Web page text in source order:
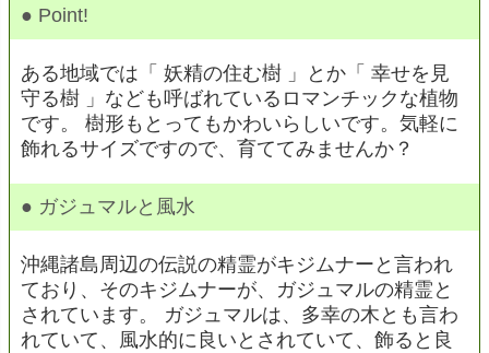
● Point!
ある地域では「 妖精の住む樹 」とか「 幸せを見
守る樹 」なども呼ばれているロマンチックな植物
です。 樹形もとってもかわいらしいです。気軽に
飾れるサイズですので、育ててみませんか？
● ガジュマルと風水
沖縄諸島周辺の伝説の精霊がキジムナーと言われ
ており、そのキジムナーが、ガジュマルの精霊と
されています。 ガジュマルは、多幸の木とも言わ
れていて、風水的に良いとされていて、飾ると良